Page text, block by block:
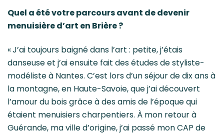
Quel a été votre parcours avant de devenir
menuisière d’art en Brière ?
« J’ai toujours baigné dans l’art : petite, j’étais
danseuse et j’ai ensuite fait des études de styliste-
modéliste à Nantes. C’est lors d’un séjour de dix ans à
la montagne, en Haute-Savoie, que j’ai découvert
l’amour du bois grâce à des amis de l’époque qui
étaient menuisiers charpentiers. À mon retour à
Guérande, ma ville d’origine, j’ai passé mon CAP de